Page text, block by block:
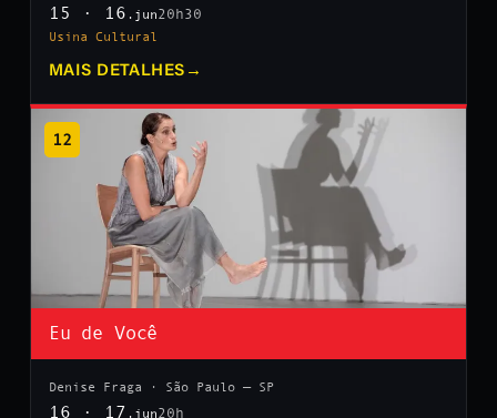
15 · 16 .jun20h30
Usina Cultural
MAIS DETALHES →
12
Eu de Você
Denise Fraga · São Paulo — SP
16 · 17 .jun20h